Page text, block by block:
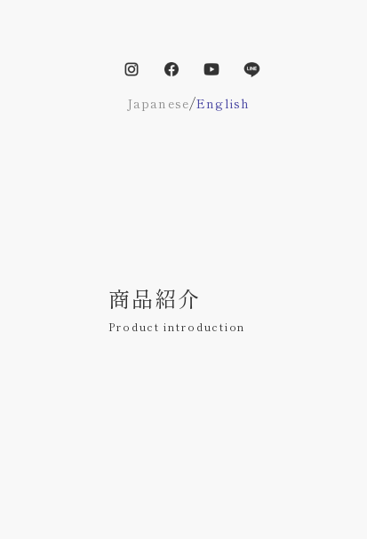
Japanese/English
商品紹介
Product introduction